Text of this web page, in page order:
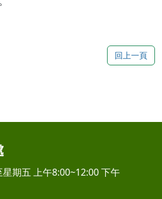
回上一頁
期五 上午8:00~12:00 下午